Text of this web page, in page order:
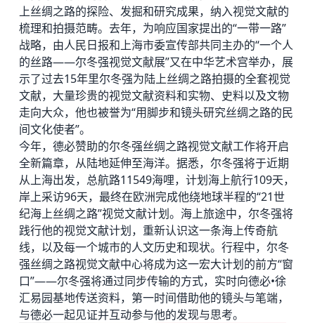
上丝绸之路的探险、发掘和研究成果，纳入视觉文献的
梳理和拍摄范畴。去年，为响应国家提出的“一带一路”
战略，由人民日报和上海市委宣传部共同主办的“一个人
的丝路——尔冬强视觉文献展”又在中华艺术宫举办，展
示了过去15年里尔冬强为陆上丝绸之路拍摄的全套视觉
文献，大量珍贵的视觉文献资料和实物、史料以及文物
走向大众，他也被誉为“用脚步和镜头研究丝绸之路的民
间文化使者”。
今年，德必赞助的尔冬强丝绸之路视觉文献工作将开启
全新篇章，从陆地延伸至海洋。据悉，尔冬强将于近期
从上海出发，总航路11549海哩，计划海上航行109天，
岸上采访96天，最终在欧洲完成他绕地球半程的“21世
纪海上丝绸之路”视觉文献计划。海上旅途中，尔冬强将
践行他的视觉文献计划，重新认识这一条海上传奇航
线，以及每一个城市的人文历史和现状。行程中，尔冬
强丝绸之路视觉文献中心将成为这一宏大计划的前方“窗
口”——尔冬强将通过同步传输的方式，实时向德必•徐
汇易园基地传送资料，第一时间借助他的镜头与笔端，
与德必一起见证并互动参与他的发现与思考。